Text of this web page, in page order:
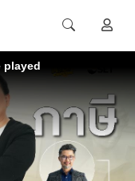
played